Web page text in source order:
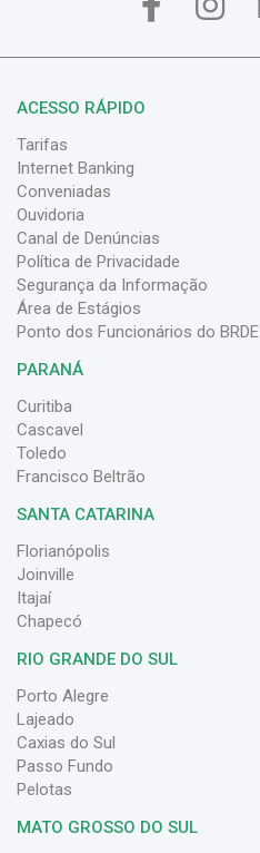
ACESSO RÁPIDO
Tarifas
Internet Banking
Conveniadas
Ouvidoria
Canal de Denúncias
Política de Privacidade
Segurança da Informação
Área de Estágios
Ponto dos Funcionários do BRDE
PARANÁ
Curitiba
Cascavel
Toledo
Francisco Beltrão
SANTA CATARINA
Florianópolis
Joinville
Itajaí
Chapecó
RIO GRANDE DO SUL
Porto Alegre
Lajeado
Caxias do Sul
Passo Fundo
Pelotas
MATO GROSSO DO SUL